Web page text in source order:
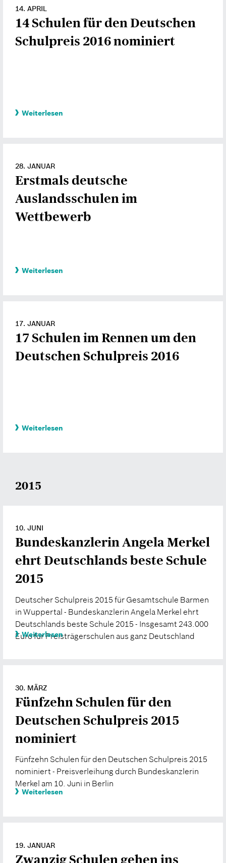
14. APRIL
14 Schulen für den Deutschen
Schulpreis 2016 nominiert
Weiterlesen
28. JANUAR
Erstmals deutsche
Auslandsschulen im
Wettbewerb
Weiterlesen
17. JANUAR
17 Schulen im Rennen um den
Deutschen Schulpreis 2016
Weiterlesen
2015
10. JUNI
Bundeskanzlerin Angela Merkel
ehrt Deutschlands beste Schule
2015
Deutscher Schulpreis 2015 für Gesamtschule Barmen
in Wuppertal - Bundeskanzlerin Angela Merkel ehrt
Deutschlands beste Schule 2015 - Insgesamt 243.000
Euro für Preisträgerschulen aus ganz Deutschland
Weiterlesen
30. MÄRZ
Fünfzehn Schulen für den
Deutschen Schulpreis 2015
nominiert
Fünfzehn Schulen für den Deutschen Schulpreis 2015
nominiert - Preisverleihung durch Bundeskanzlerin
Merkel am 10. Juni in Berlin
Weiterlesen
19. JANUAR
Zwanzig Schulen gehen ins